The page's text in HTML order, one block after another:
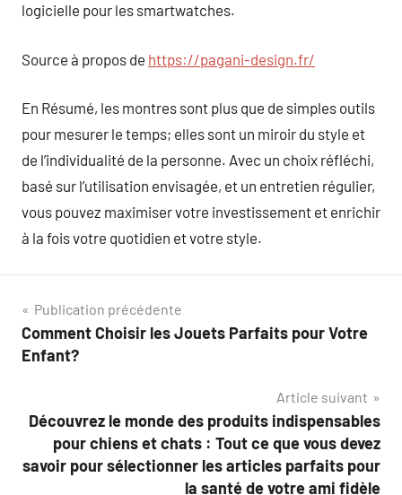
logicielle pour les smartwatches.
Source à propos de https://pagani-design.fr/
En Résumé, les montres sont plus que de simples outils
pour mesurer le temps; elles sont un miroir du style et
de l’individualité de la personne. Avec un choix réfléchi,
basé sur l’utilisation envisagée, et un entretien régulier,
vous pouvez maximiser votre investissement et enrichir
à la fois votre quotidien et votre style.
Navigation
de
Publication précédente
Comment Choisir les Jouets Parfaits pour Votre
Enfant?
Article suivant
Découvrez le monde des produits indispensables
pour chiens et chats : Tout ce que vous devez
savoir pour sélectionner les articles parfaits pour
la santé de votre ami fidèle